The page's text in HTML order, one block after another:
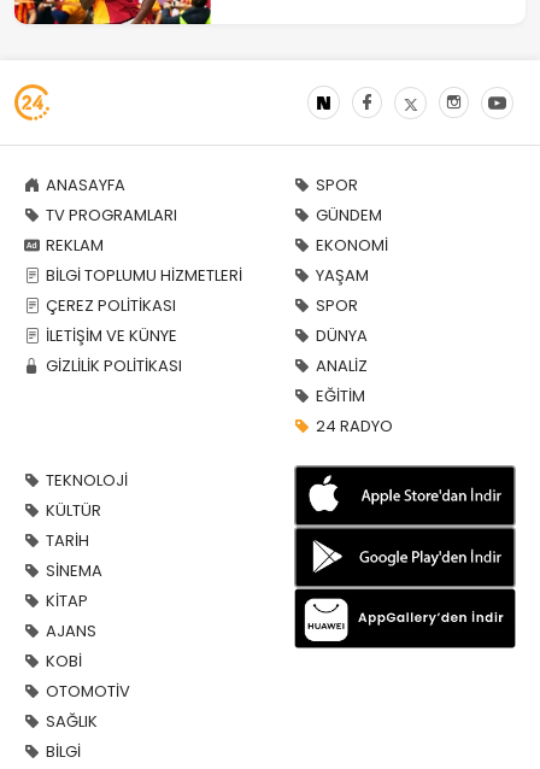
ANASAYFA
TV PROGRAMLARI
REKLAM
BİLGİ TOPLUMU HİZMETLERİ
ÇEREZ POLİTİKASI
İLETİŞİM VE KÜNYE
GİZLİLİK POLİTİKASI
SPOR
GÜNDEM
EKONOMİ
YAŞAM
SPOR
DÜNYA
ANALİZ
EĞİTİM
24 RADYO
TEKNOLOJİ
KÜLTÜR
TARİH
SİNEMA
KİTAP
AJANS
KOBİ
OTOMOTİV
SAĞLIK
BİLGİ